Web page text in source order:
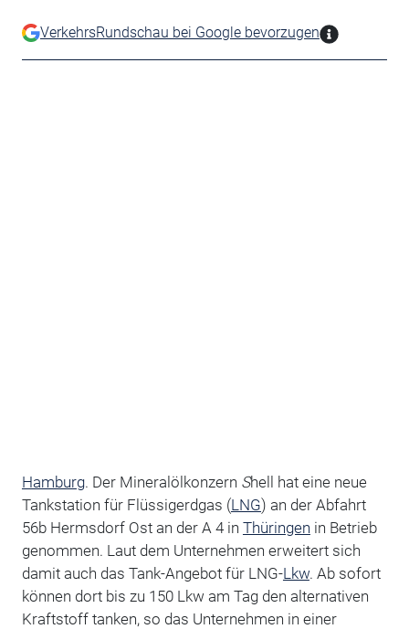
VerkehrsRundschau bei Google bevorzugen
Hamburg. Der Mineralölkonzern Shell hat eine neue
Tankstation für Flüssigerdgas (LNG) an der Abfahrt
56b Hermsdorf Ost an der A 4 in Thüringen in Betrieb
genommen. Laut dem Unternehmen erweitert sich
damit auch das Tank-Angebot für LNG-Lkw. Ab sofort
können dort bis zu 150 Lkw am Tag den alternativen
Kraftstoff tanken, so das Unternehmen in einer